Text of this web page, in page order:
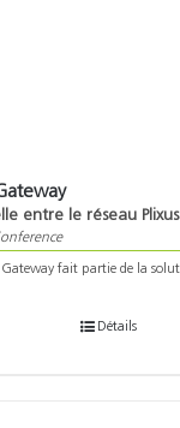
entre le réseau
Gateway fait partie de la
Détails